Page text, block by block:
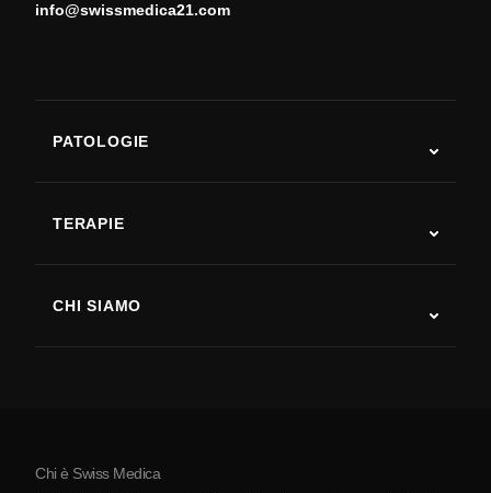
info@swissmedica21.com
PATOLOGIE
Malattia di Parkinson
Artrite
TERAPIE
CHI SIAMO
La Serbia
Chi è Swiss Medica